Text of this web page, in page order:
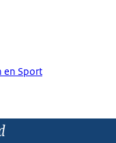
en Sport